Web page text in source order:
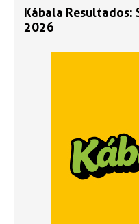
Kábala Resultados:
2026